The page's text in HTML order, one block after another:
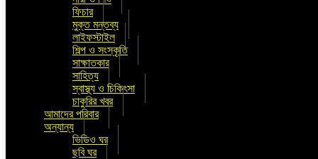
ফিচার
মুক্ত মন্তব্য
লাইফস্টাইল
শিল্প ও সংস্কৃতি
সাক্ষাতকার
সাহিত্য
স্বাস্থ্য ও চিকিৎসা
চাকুরির খবর
আমাদের পরিবার
অন্যান্য
ভিডিও ঘর
ছবি ঘর